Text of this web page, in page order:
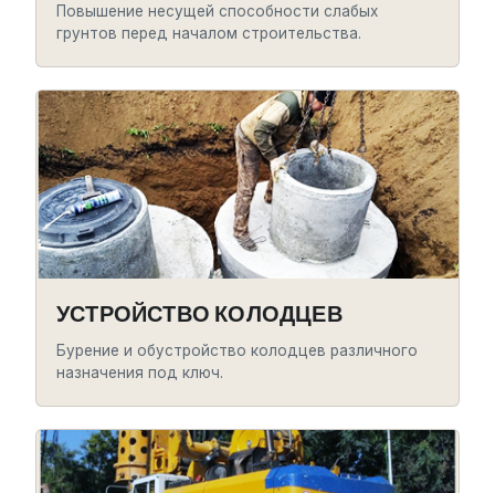
Повышение несущей способности слабых
грунтов перед началом строительства.
УСТРОЙСТВО КОЛОДЦЕВ
Бурение и обустройство колодцев различного
назначения под ключ.